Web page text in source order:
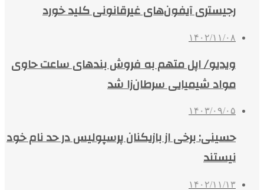
رجیستری آیفون‌های غیرقانونی کلید خورد
۱۴۰۲/۱۱/۰۸
ویدیو/ اپل متهم به فروش بندهای ساعت حاوی
مواد شیمیایی سرطان‌زا شد
۱۴۰۳/۰۹/۰۵
حسینی: برخی از بازیکنان پرسپولیس در حد نام خود
نیستند
۱۴۰۲/۱۱/۱۳